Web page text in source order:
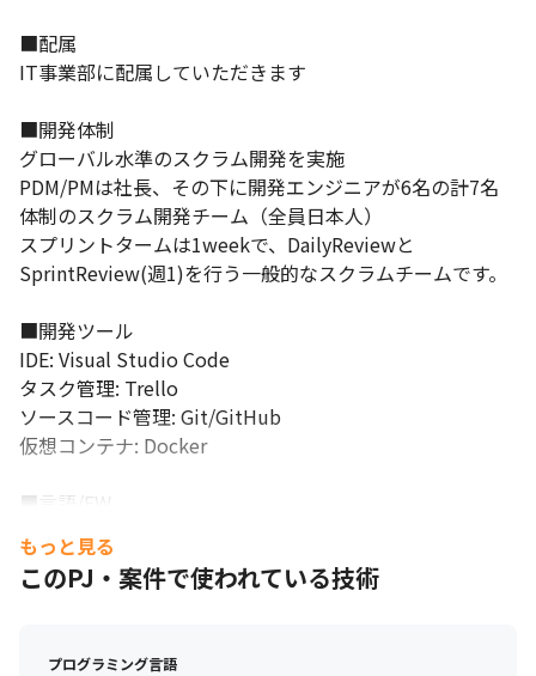
■配属
IT事業部に配属していただきます
■開発体制
グローバル水準のスクラム開発を実施
PDM/PMは社長、その下に開発エンジニアが6名の計7名
体制のスクラム開発チーム（全員日本人）
スプリントタームは1weekで、DailyReviewと
SprintReview(週1)を行う一般的なスクラムチームです。
■開発ツール
IDE: Visual Studio Code
タスク管理: Trello
ソースコード管理: Git/GitHub
仮想コンテナ: Docker
■言語/FW
Vue.js / Node.js / TypeScript / PHP
FW: Nuxt / Express / PHPは独自FW(MVC型)
もっと見る
このPJ・案件で使われている技術
プログラミング言語